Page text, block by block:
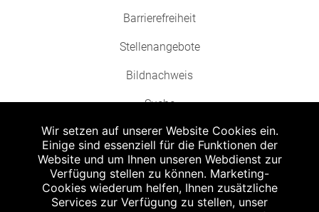
Barrierefreiheit
Stellenangebote
Bildnachweis
Suche
Abgabe in haushaltsüblichen Mengen, solange der Vorrat reicht. Für Druck-
und Satzfehler keine Haftung.
Wir setzen auf unserer Website Cookies ein.
Einige sind essenziell für die Funktionen der
Website und um Ihnen unseren Webdienst zur
Verfügung stellen zu können. Marketing-
Cookies wiederum helfen, Ihnen zusätzliche
Services zur Verfügung zu stellen, unser